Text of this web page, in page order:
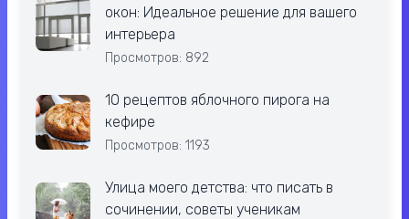
окон: Идеальное решение для вашего
интерьера
Просмотров: 892
10 рецептов яблочного пирога на
кефире
Просмотров: 1193
Улица моего детства: что писать в
сочинении, советы ученикам